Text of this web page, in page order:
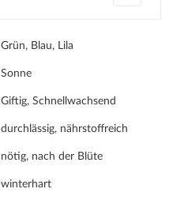
Grün, Blau, Lila
Sonne
Giftig, Schnellwachsend
durchlässig, nährstoffreich
nötig, nach der Blüte
winterhart